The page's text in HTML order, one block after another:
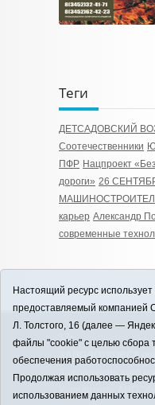
Теги
ДЕТСАДОВСКИЙ
Соотечественники
ПФР Нацпроект
дороги» 26
карьер Александр
современные
12+
ЗАВОДОУКОВСК
Заводоуковского
Учредитель: АНО
Настоящий ресурс
предоставляемый компанией
Л. Толстого, 16 (далее —
файлы "cookie" с целью сбора
обеспечения
Продолжая использовать
использованием данных